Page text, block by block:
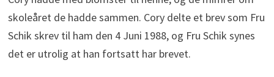
skoleåret de hadde sammen. Cory delte et brev som Fru
Schik skrev til ham den 4 Juni 1988, og Fru Schik synes
det er utrolig at han fortsatt har brevet.